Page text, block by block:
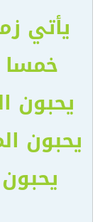
يأتي
يحبون
يحبون